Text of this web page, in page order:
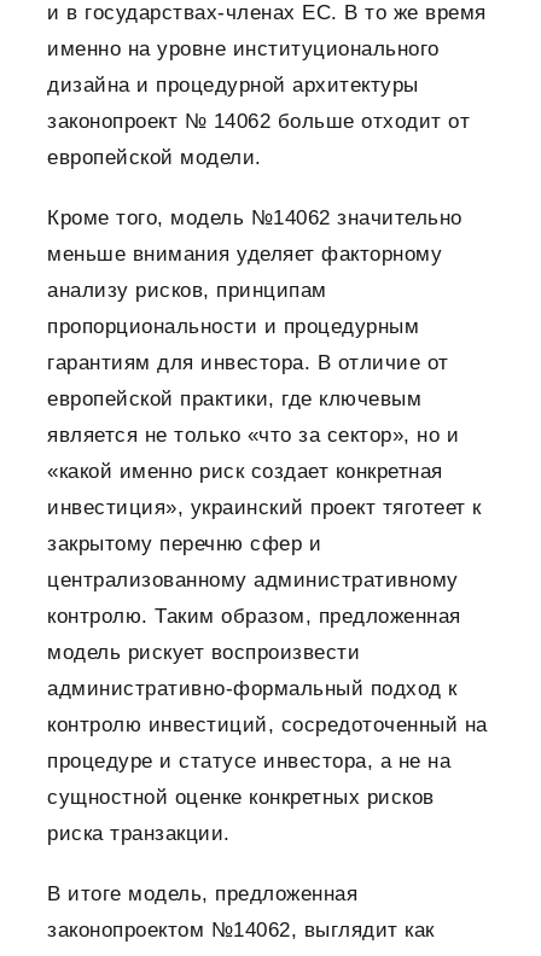
и в государствах-членах ЕС. В то же время
именно на уровне институционального
дизайна и процедурной архитектуры
законопроект № 14062 больше отходит от
европейской модели.
Кроме того, модель №14062 значительно
меньше внимания уделяет факторному
анализу рисков, принципам
пропорциональности и процедурным
гарантиям для инвестора. В отличие от
европейской практики, где ключевым
является не только «что за сектор», но и
«какой именно риск создает конкретная
инвестиция», украинский проект тяготеет к
закрытому перечню сфер и
централизованному административному
контролю. Таким образом, предложенная
модель рискует воспроизвести
административно-формальный подход к
контролю инвестиций, сосредоточенный на
процедуре и статусе инвестора, а не на
сущностной оценке конкретных рисков
риска транзакции.
В итоге модель, предложенная
законопроектом №14062, выглядит как